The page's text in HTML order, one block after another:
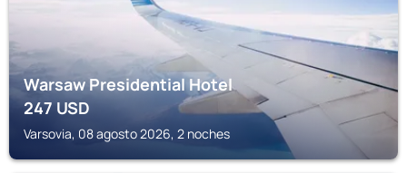
Warsaw Presidential Hotel
247USD
Varsovia, 08 agosto 2026, 2 noches